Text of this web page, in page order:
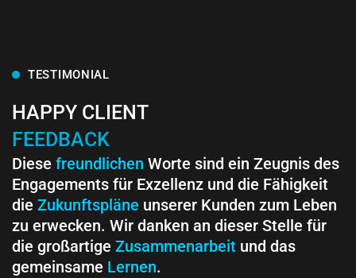
TESTIMONIAL
HAPPY CLIENT
FEEDBACK
Diese freundlichen Worte sind ein Zeugnis des
Engagements für Exzellenz und die Fähigkeit
die Zukunftspläne unserer Kunden zum Leben
zu erwecken. Wir danken an dieser Stelle für
die großartige Zusammenarbeit und das
gemeinsame Lernen.